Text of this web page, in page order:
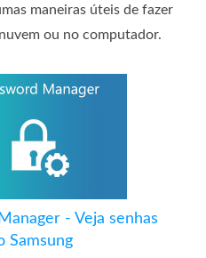
maneiras úteis de fazer
ou no computador.
- Veja senhas
Samsung